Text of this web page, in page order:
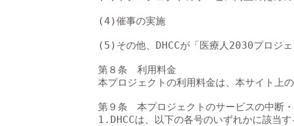
(4)催事の実施
(5)その他、DHCCが「医療人2030プロジ
第８条　利用料金
本プロジェクトの利用料金は、本サイト上
第９条　本プロジェクトのサービスの中断
1.DHCCは、以下の各号のいずれかに該当